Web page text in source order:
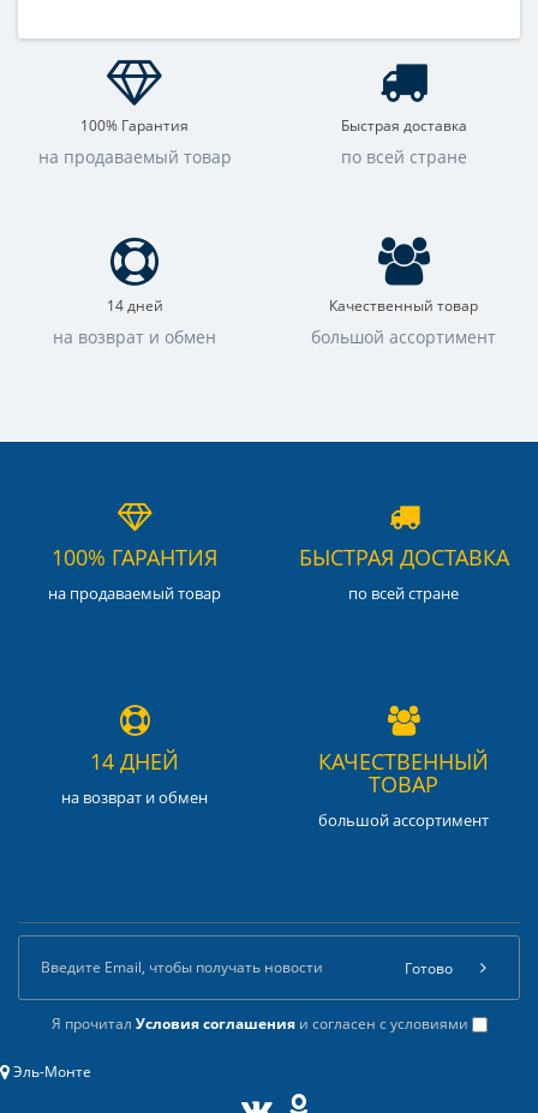
100% Гарантия
на продаваемый товар
Быстрая доставка
по всей стране
14 дней
на возврат и обмен
Качественный товар
большой ассортимент
100% ГАРАНТИЯ
на продаваемый товар
БЫСТРАЯ ДОСТАВКА
по всей стране
14 ДНЕЙ
на возврат и обмен
КАЧЕСТВЕННЫЙ
ТОВАР
большой ассортимент
Я прочитал Условия соглашенияи согласен с условиями
Готово
Эль-Монте